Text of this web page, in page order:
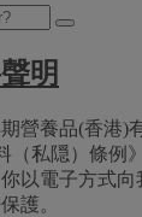
明
營養品(香港)
（私隠）條例
以電子方式向
護。